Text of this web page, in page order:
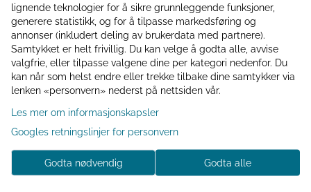
flotte gavesettet i et dekorativt minibadekar. Settet
inneholder velduftende produkter som gir en herlig spa-
følelse hjemme.
Den varme og elegante duften avSandalwood & Musk
skaper en avslappende og luksuriøs opplevelse.
Innhold:
50 ml håndskrubb
15 g badesvamp
lignende teknologier for å sikre grunnleggende funksjoner,
generere statistikk, og for å tilpasse markedsføring og
annonser (inkludert deling av brukerdata med partnere).
Samtykket er helt frivillig. Du kan velge å godta alle, avvise
valgfrie, eller tilpasse valgene dine per kategori nedenfor. Du
kan når som helst endre eller trekke tilbake dine samtykker via
lenken «personvern» nederst på nettsiden vår.
Les mer om informasjonskapsler
Googles retningslinjer for personvern
Godta nødvendig Godta alle